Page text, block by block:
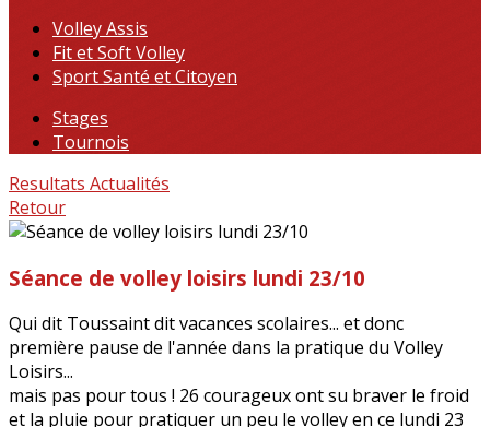
Volley Assis
Fit et Soft Volley
Sport Santé et Citoyen
Stages
Tournois
Resultats Actualités
Retour
Séance de volley loisirs lundi 23/10
Qui dit Toussaint dit vacances scolaires... et donc
première pause de l'année dans la pratique du Volley
Loisirs...
mais pas pour tous ! 26 courageux ont su braver le froid
et la pluie pour pratiquer un peu le volley en ce lundi 23